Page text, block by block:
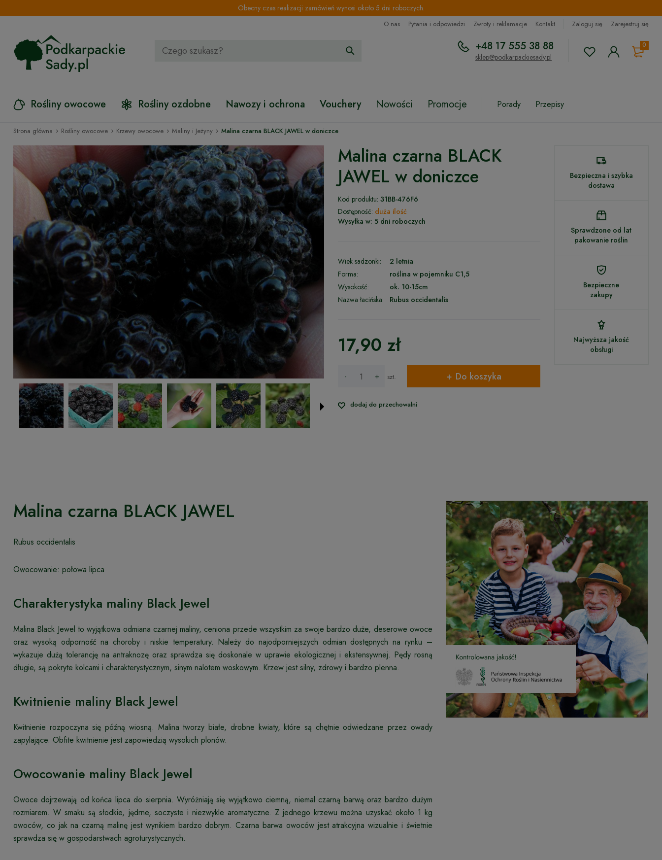
Obecny czas realizacji zamówień wynosi około 5 dni roboczych.
O nas Pytania i odpowiedzi Zwroty i reklamacje Kontakt Zaloguj się Zarejestruj się
0
+48 17 555 38 88
sklep@podkarpackiesady.pl
Rośliny owocowe Rośliny ozdobne Nawozy i ochrona Vouchery Nowości Promocje Porady Przepisy
Strona główna › Rośliny owocowe › Krzewy owocowe › Maliny i Jeżyny › Malina czarna BLACK JAWEL w doniczce
Malina czarna BLACK
JAWEL w doniczce
Kod produktu: 31BB-476F6
Dostępność: duża ilość
Wysyłka w: 5 dni roboczych
Wiek sadzonki:
2 letnia
Forma:
roślina w pojemniku C1,5
Wysokość:
ok. 10-15cm
Nazwa łacińska:
Rubus occidentalis
17,90 zł
- + szt. Do koszyka
dodaj do przechowalni
Bezpieczna i szybka
dostawa
Sprawdzone od lat
pakowanie roślin
Bezpieczne
zakupy
Najwyższa jakość
obsługi
Malina czarna BLACK JAWEL
Rubus occidentalis
Owocowanie: połowa lipca
Charakterystyka maliny Black Jewel
Malina Black Jewel to wyjątkowa odmiana czarnej maliny, ceniona przede wszystkim za swoje bardzo duże, deserowe owoce
oraz wysoką odporność na choroby i niskie temperatury. Należy do najodporniejszych odmian dostępnych na rynku –
wykazuje dużą tolerancję na antraknozę oraz sprawdza się doskonale w uprawie ekologicznej i ekstensywnej. Pędy rosną
długie, są pokryte kolcami i charakterystycznym, sinym nalotem woskowym. Krzew jest silny, zdrowy i bardzo plenna.
Kwitnienie maliny Black Jewel
Kwitnienie rozpoczyna się późną wiosną. Malina tworzy białe, drobne kwiaty, które są chętnie odwiedzane przez owady
zapylające. Obfite kwitnienie jest zapowiedzią wysokich plonów.
Owocowanie maliny Black Jewel
Owoce dojrzewają od końca lipca do sierpnia. Wyróżniają się wyjątkowo ciemną, niemal czarną barwą oraz bardzo dużym
rozmiarem. W smaku są słodkie, jędrne, soczyste i niezwykle aromatyczne. Z jednego krzewu można uzyskać około 1 kg
owoców, co jak na czarną malinę jest wynikiem bardzo dobrym. Czarna barwa owoców jest atrakcyjna wizualnie i świetnie
sprawdza się w gospodarstwach agroturystycznych.